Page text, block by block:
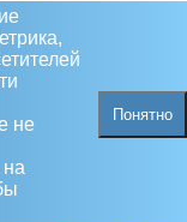
не
Понятно